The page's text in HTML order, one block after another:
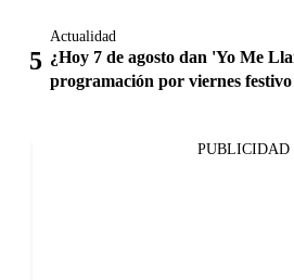
Actualidad
¿Hoy 7 de agosto dan 'Yo Me
programación por viernes festivo
PUBLICIDAD